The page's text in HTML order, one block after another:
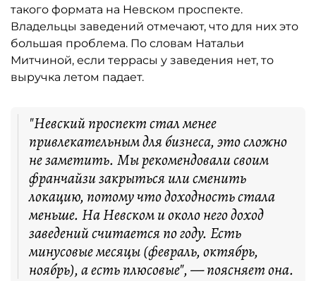
такого формата на Невском проспекте.
Владельцы заведений отмечают, что для них это
большая проблема. По словам Натальи
Митчиной, если террасы у заведения нет, то
выручка летом падает.
"Невский проспект стал менее
привлекательным для бизнеса, это сложно
не заметить. Мы рекомендовали своим
франчайзи закрыться или сменить
локацию, потому что доходность стала
меньше. На Невском и около него доход
заведений считается по году. Есть
минусовые месяцы (февраль, октябрь,
ноябрь), а есть плюсовые", — поясняет она.